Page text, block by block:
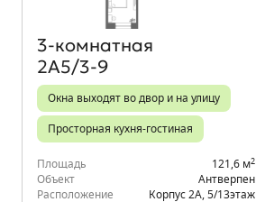
3‑комнатная
2А5/3-9
Окна выходят во двор и на улицу
Просторная кухня-гостиная
Площадь 121,6 м2
Объект
Антверпен
Расположение
Корпус 2А 5/13этаж